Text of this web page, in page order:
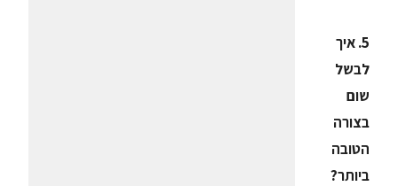
5. איך
לבשל
שום
בצורה
הטובה
ביותר?